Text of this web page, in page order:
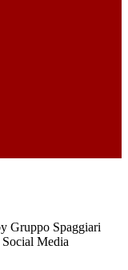
Gruppo Spaggiari
Media